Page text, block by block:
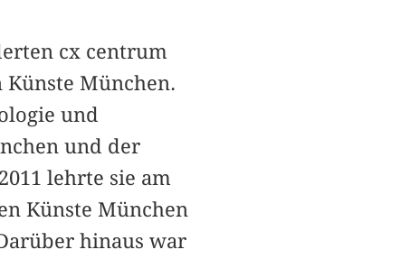
cx centrum
München.
und
und der
lehrte sie am
Künste München
hinaus war